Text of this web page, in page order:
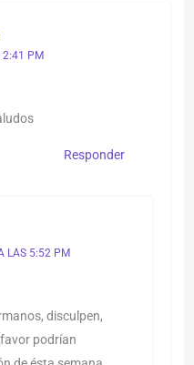
2:41 PM
Responder
LAS 5:52 PM
disculpen,
podrían